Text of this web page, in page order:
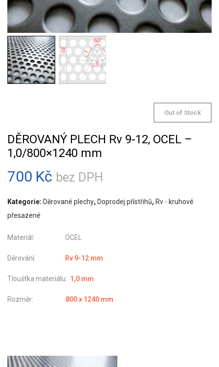
Out of Stock
DĚROVANÝ PLECH Rv 9-12, OCEL –
1,0/800×1240 mm
700 Kč bez DPH
Kategorie: Děrované plechy, Doprodej přístřihů, Rv - kruhové
přesazené
Materiál: OCEL
Děrování: Rv 9-12 mm
Tloušťka materiálu: 1,0 mm
Rozměr: 800 x 1240 mm